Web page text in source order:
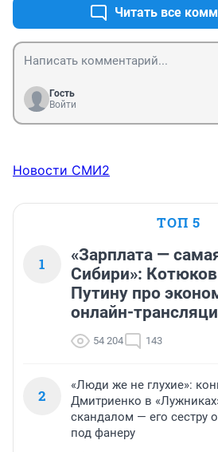
Читать все
Гость
Войти
Новости СМИ2
ТОП 5
1
«Зарплата —
Сибири»: Котюков
Путину про
онлайн-
54 204 143
2
«Люди же не глухие»:
Дмитриенко в
скандалом — его сестру
под фанеру